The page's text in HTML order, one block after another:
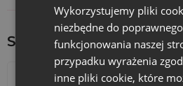
Sprawdź inne ciekawe
Wykorzystujemy pliki
niezbędne do poprawnego
funkcjonowania naszej
przypadku wyrażenia
inne pliki cookie, które